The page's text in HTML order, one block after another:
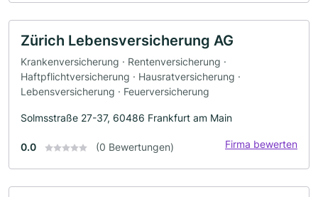
Zürich Lebensversicherung AG
Krankenversicherung · Rentenversicherung ·
Haftpflichtversicherung · Hausratversicherung ·
Lebensversicherung · Feuerversicherung
Solmsstraße 27-37, 60486 Frankfurt am Main
0.0 (0 Bewertungen) Firma bewerten